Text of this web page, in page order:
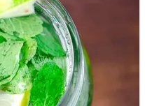
Które Rozpaliły Ekrany
musisz zobaczyć